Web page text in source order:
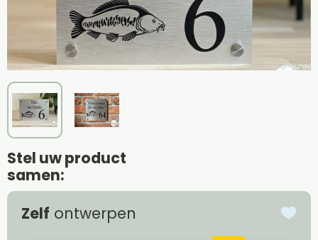
Stel uw product
samen:
Zelf ontwerpen